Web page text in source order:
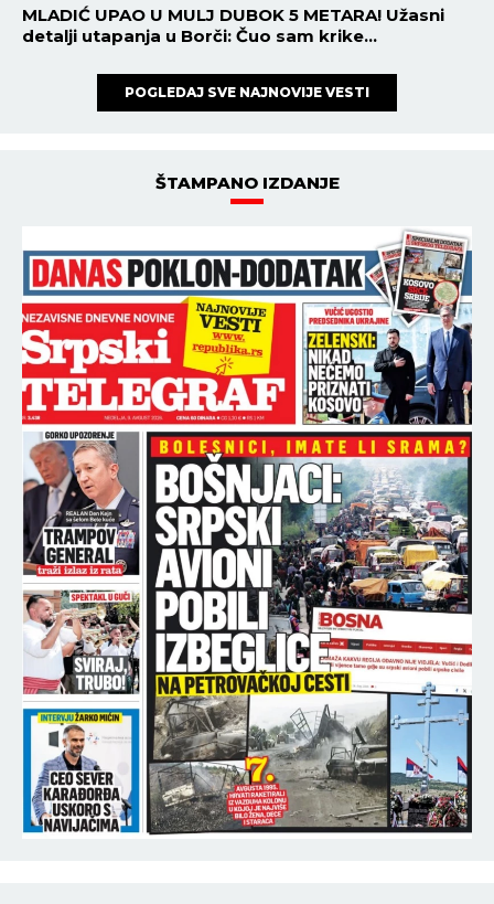
MLADIĆ UPAO U MULJ DUBOK 5 METARA! Užasni
detalji utapanja u Borči: Čuo sam krike...
POGLEDAJ SVE NAJNOVIJE VESTI
ŠTAMPANO IZDANJE